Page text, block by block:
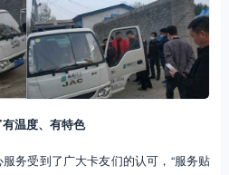
温度、有特色
务受到了广大卡友们的认可，“服务贴